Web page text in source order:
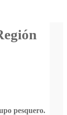
pesquero.